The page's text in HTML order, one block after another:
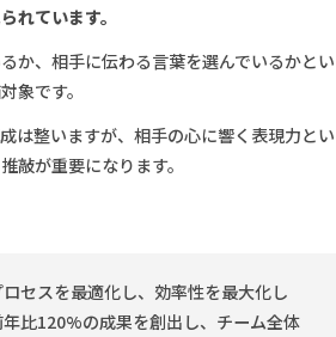
れています。
か、相手に伝わる言葉を選んでいるかとい
象です。
は整いますが、相手の心に響く表現力とい
敲が重要になります。
ロセスを最適化し、効率性を最大化し
比120%の成果を創出し、チーム全体